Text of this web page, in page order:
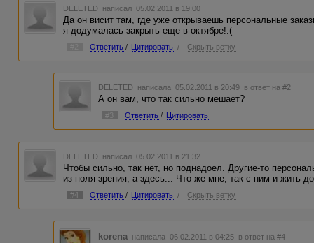
DELETED написал 05.02.2011 в 19:00
Да он висит там, где уже открываешь персональные
я додумалась закрыть еще в октябре!:(
Ответить / Цитировать / Скрыть ветку
DELETED написала 05.02.2011 в 20:49 в ответ на #2
А он вам, что так сильно мешает?
#3 Ответить / Цитировать
DELETED написал 05.02.2011 в 21:32
Чтобы сильно, так нет, но поднадоел. Другие-то
из поля зрения, а здесь... Что же мне, так с ним и жить
#4 Ответить / Цитировать / Скрыть ветку
korena написала 06.02.2011 в 04:25 в ответ на #4